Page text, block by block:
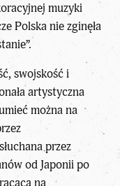
muzyki
Polska nie zginęła
swojskość i
artystyczna
można na
przez
od Japonii po